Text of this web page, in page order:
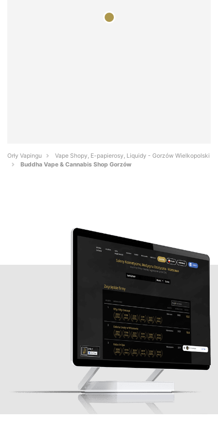
Orły Vapingu
Vape Shopy, E-papierosy, Liquidy - Gorzów Wielkopolski
Buddha Vape & Cannabis Shop Gorzów